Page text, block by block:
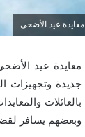
معايدة عيد الأضحى
معايدة عيد
جديدة وتجهيزات
بالعائلات
وبعضهم يسافر